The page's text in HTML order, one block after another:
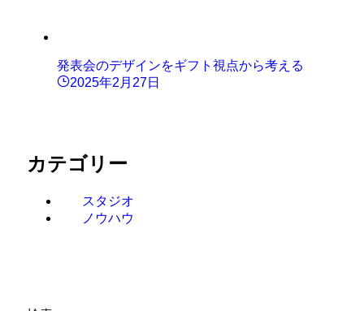
発表会のデザインをギフト視点から考える
2025年2月27日
カテゴリー
スタジオ
ノウハウ